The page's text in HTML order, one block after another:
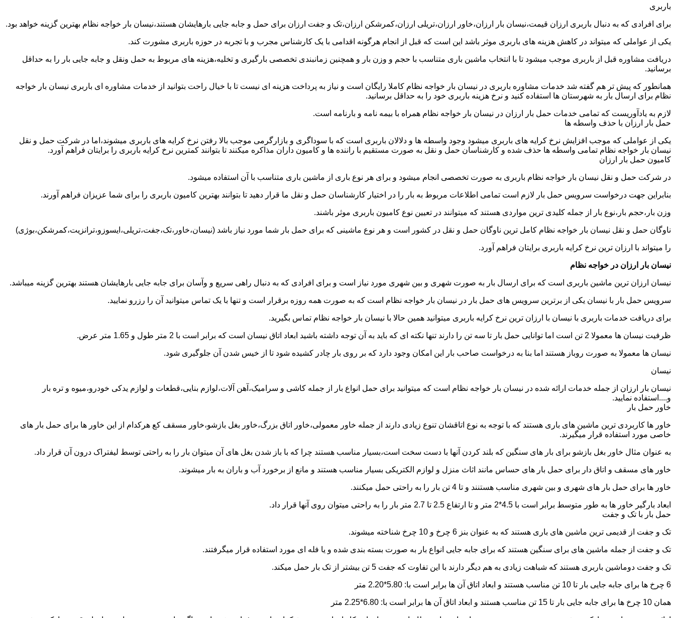
باربری
برای افرادی که به دنبال باربری ارزان قیمت،نیسان بار ارزان،خاور ارزان،تریلی ارزان،کمرشکن ارزان،تک و جفت ارزان برای حمل و جابه جایی بارهایشان هستند،نیسان بار خواجه نظام بهترین گزینه خواهد بود.
یکی از عواملی که میتواند در کاهش هزینه های باربری موثر باشد این است که قبل از انجام هرگونه اقدامی با یک کارشناس مجرب و با تجربه در حوزه باربری مشورت کند.
دریافت مشاوره قبل از باربری موجب میشود تا با انتخاب ماشین باری متناسب با حجم و وزن بار و همچنین زمانبندی تخصصی بارگیری و تخلیه،هزینه های مربوط به حمل ونقل و جابه جایی بار را به حداقل
برسانید.
همانطور که پیش تر هم گفته شد خدمات مشاوره باربری در نیسان بار خواجه نظام کاملا رایگان است و نیاز به پرداخت هزینه ای نیست تا با خیال راحت بتوانید از خدمات مشاوره ای باربری نیسان بار خواجه
نظام برای ارسال بار به شهرستان ها استفاده کنید و نرخ هزینه باربری خود را به حداقل برسانید.
لازم به یادآوریست که تمامی خدمات حمل بار ارزان در نیسان بار خواجه نظام همراه با بیمه نامه و بارنامه است.
حمل بار ارزان با حذف واسطه ها
یکی از عواملی که موجب افزایش نرخ کرایه های باربری میشود وجود واسطه ها و دلالان باربری است که با سوداگری و بازارگرمی موجب بالا رفتن نرخ کرایه های باربری میشوند،اما در شرکت حمل و نقل
نیسان بار خواجه نظام تمامی واسطه ها حذف شده و کارشناسان حمل و نقل به صورت مستقیم با راننده ها و کامیون داران مذاکره میکنند تا بتوانند کمترین نرخ کرایه باربری را برایتان فراهم آورد.
کامیون حمل بار ارزان
در شرکت حمل و نقل نیسان بار خواجه نظام باربری به صورت تخصصی انجام میشود و برای هر نوع باری از ماشین باری متناسب با آن استفاده میشود.
بنابراین جهت درخواست سرویس حمل بار لازم است تمامی اطلاعات مربوط به بار را در اختیار کارشناسان حمل و نقل ما قرار دهید تا بتوانند بهترین کامیون باربری را برای شما عزیزان فراهم آورند.
وزن بار،حجم بار،نوع بار از جمله کلیدی ترین مواردی هستند که میتوانند در تعیین نوع کامیون باربری موثر باشند.
ناوگان حمل و نقل نیسان بار خواجه نظام کامل ترین ناوگان حمل و نقل در کشور است و هر نوع ماشینی که برای حمل بار شما مورد نیاز باشد (نیسان،خاور،تک،جفت،تریلی،ایسوزو،ترانزیت،کمرشکن،بوژی)
را میتواند با ارزان ترین نرخ کرایه باربری برایتان فراهم آورد.
نیسان بار ارزان در خواجه نظام
نیسان ارزان ترین ماشین باربری است که برای ارسال بار به صورت شهری و بین شهری مورد نیاز است و برای افرادی که به دنبال راهی سریع و وآسان برای جابه جایی بارهایشان هستند بهترین گزینه میباشد.
سرویس حمل بار با نیسان یکی از برترین سرویس های حمل بار در نیسان بار خواجه نظام است که به صورت همه روزه برقرار است و تنها با یک تماس میتوانید آن را رزرو نمایید.
برای دریافت خدمات باربری با نیسان با ارزان ترین نرخ کرایه باربری میتوانید همین حالا با نیسان بار خواجه نظام تماس بگیرید.
ظرفیت نیسان ها معمولا 2 تن است اما توانایی حمل بار تا سه تن را دارند تنها نکته ای که باید به آن توجه داشته باشید ابعاد اتاق نیسان است که برابر است با 2 متر طول و 1.65 متر عرض.
نیسان ها معمولا به صورت روباز هستند اما بنا به درخواست صاحب بار این امکان وجود دارد که بر روی بار چادر کشیده شود تا از خیس شدن آن جلوگیری شود.
نیسان
نیسان بار ارزان از جمله خدمات ارائه شده در نیسان بار خواجه نظام است که میتوانید برای حمل انواع بار از جمله کاشی و سرامیک،آهن آلات،لوازم بنایی،قطعات و لوازم یدکی خودرو،میوه و تره بار
و....استفاده نمایید.
خاور حمل بار
خاور ها کاربردی ترین ماشین های باری هستند که با توجه به نوع اتاقشان تنوع زیادی دارند از جمله خاور معمولی،خاور اتاق بزرگ،خاور بغل بازشو،خاور مسقف کع هرکدام از این خاور ها برای حمل بار های
خاصی مورد استفاده قرار میگیرند.
به عنوان مثال خاور بغل بازشو برای بار های سنگین که بلند کردن آنها با دست سخت است،بسیار مناسب هستند چرا که با باز شدن بغل های آن میتوان بار را به راحتی توسط لیفتراک درون آن قرار داد.
خاور های مسقف و اتاق دار برای حمل بار های حساس مانند اثاث منزل و لوازم الکتریکی بسیار مناسب هستند و مانع از برخورد آب و باران به بار میشوند.
خاور ها برای حمل بار های شهری و بین شهری مناسب هستنند و تا 4 تن بار را به راحتی حمل میکنند.
ابعاد بارگیر خاور ها به طور متوسط برابر است با 4.5*2 متر و تا ارتفاع 2.5 تا 2.7 متر بار را به راحتی میتوان روی آنها قرار داد.
حمل بار با تک و جفت
تک و جفت از قدیمی ترین ماشین های باری هستند که به عنوان بنز 6 چرخ و 10 چرخ شناخته میشوند.
تک و جفت از جمله ماشین های برای سنگین هستند که برای جابه جایی انواع بار به صورت بسته بندی شده و یا فله ای مورد استفاده قرار میگرفتند.
تک و جفت دوماشین باربری هستند که شباهت زیادی به هم دیگر دارند با این تفاوت که جفت 5 تن بیشتر از تک بار حمل میکند.
6 چرخ ها برای جابه جایی بار تا 10 تن مناسب هستند و ابعاد اتاق آن ها برابر است با: 5.80*2.20 متر
همان 10 چرخ ها برای جابه جایی بار تا 15 تن مناسب هستند و ابعاد اتاق آن ها برابر است با: 6.80*2.25 متر